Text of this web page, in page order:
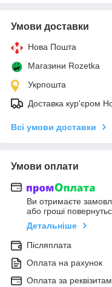
Умови доставки
Нова Пошта
Магазини Rozetka
Укрпошта
Доставка кур'єром
Всі умови доставки
Умови оплати
Ви отримаєте
або гроші
Детальніше
Післяплата
Оплата на рахунок
Оплата за